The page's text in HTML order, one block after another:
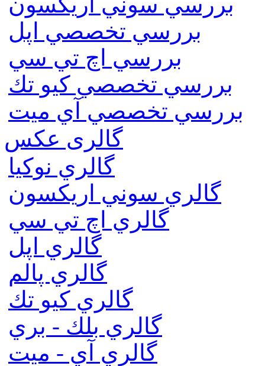
بررسي تخصصي اپل
بررسي اچ تي سي
بررسي تخصصي كيو تك
بررسي تخصصي آي ميت
گالری عکس
گالري نوكيا
گالري سوني اريكسون
گالري اچ تي سي
گالري اپل
گالري پالم
گالري كيو تك
گالري بلك - بري
گالري آي - ميت